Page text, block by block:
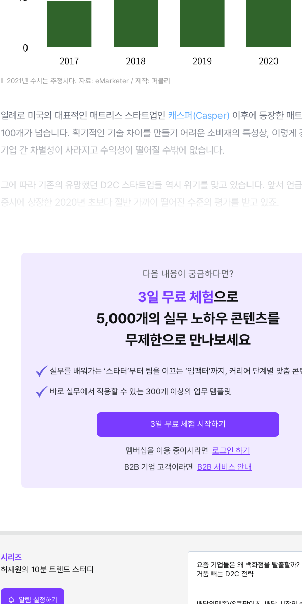
2021년 수치는 추정치다. 자료: eMarketer / 제작: 퍼블리
일례로 미국의 대표적인 매트리스 스타트업인 캐스퍼(Casper) 이후에 등장한 매
100개가 넘습니다. 획기적인 기술 차이를 만들기 어려운 소비재의 특성상, 이렇게
기업 간 차별성이 사라지고 수익성이 떨어질 수밖에 없습니다.
그에 따라 기존의 유망했던 D2C 스타트업들 역시 위기를 맞고 있습니다. 앞서 언
증시에 상장한 2020년 초보다 절반 가까이 떨어진 수준의 평가를 받고 있죠.
다음 내용이 궁금하다면?
3일 무료 체험으로
5,000개의 실무 노하우 콘텐츠를
무제한으로 만나보세요
실무를 배워가는 ‘스타터’부터 팀을 이끄는 ‘임팩터’까지, 커리어 단계별 맞춤 콘
바로 실무에서 적용할 수 있는 300개 이상의 업무 템플릿
3일 무료 체험 시작하기
멤버십을 이용 중이시라면 로그인 하기
B2B 기업 고객이라면 B2B 서비스 안내
시리즈
허재원의 10분 트렌드 스터디
알림 설정하기
요즘 기업들은 왜 백화점을 탈출할까?
거품 빼는 D2C 전략